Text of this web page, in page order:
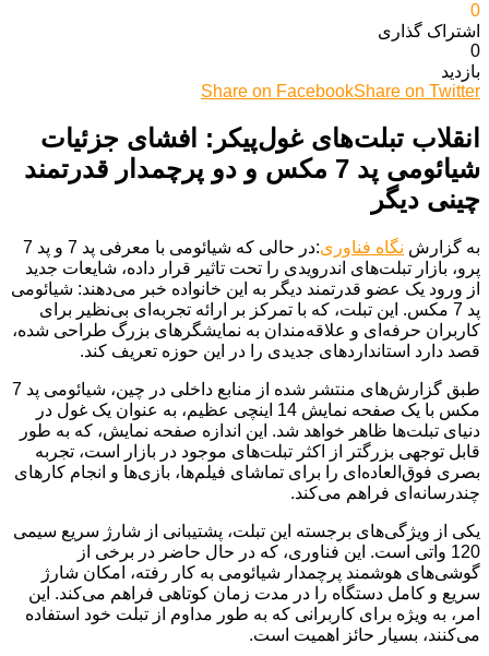
0
اشتراک گذاری‌
0
بازدید
Share on FacebookShare on Twitter
انقلاب تبلت‌های غول‌پیکر: افشای جزئیات
شیائومی پد 7 مکس و دو پرچمدار قدرتمند
چینی دیگر
به گزارش نگاه فناوری
:در حالی که شیائومی با معرفی پد 7 و پد 7
پرو، بازار تبلت‌های اندرویدی را تحت تاثیر قرار داده، شایعات جدید
از ورود یک عضو قدرتمند دیگر به این خانواده خبر می‌دهند: شیائومی
پد 7 مکس. این تبلت، که با تمرکز بر ارائه تجربه‌ای بی‌نظیر برای
کاربران حرفه‌ای و علاقه‌مندان به نمایشگرهای بزرگ طراحی شده،
قصد دارد استانداردهای جدیدی را در این حوزه تعریف کند.
طبق گزارش‌های منتشر شده از منابع داخلی در چین، شیائومی پد 7
مکس با یک صفحه نمایش 14 اینچی عظیم، به عنوان یک غول در
دنیای تبلت‌ها ظاهر خواهد شد. این اندازه صفحه نمایش، که به طور
قابل توجهی بزرگتر از اکثر تبلت‌های موجود در بازار است، تجربه
بصری فوق‌العاده‌ای را برای تماشای فیلم‌ها، بازی‌ها و انجام کارهای
چندرسانه‌ای فراهم می‌کند.
یکی از ویژگی‌های برجسته این تبلت، پشتیبانی از شارژ سریع سیمی
120 واتی است. این فناوری، که در حال حاضر در برخی از
گوشی‌های هوشمند پرچمدار شیائومی به کار رفته، امکان شارژ
سریع و کامل دستگاه را در مدت زمان کوتاهی فراهم می‌کند. این
امر، به ویژه برای کاربرانی که به طور مداوم از تبلت خود استفاده
می‌کنند، بسیار حائز اهمیت است.